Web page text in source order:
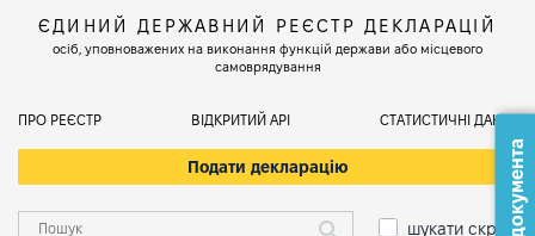
ЄДИНИЙ ДЕРЖАВНИЙ РЕЄСТР ДЕКЛАРАЦІЙ
осіб, уповноважених на виконання функцій держави або місцевого
самоврядування
ПРО РЕЄСТР ВІДКРИТИЙ АРІ СТАТИСТИЧНІ ДАНІ
Подати декларацію
шукати скрізь